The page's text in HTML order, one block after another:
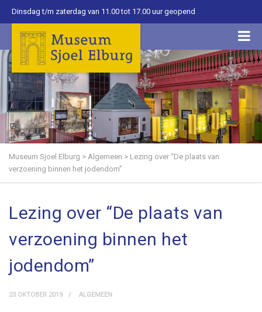
Dinsdag t/m zaterdag van 11.00 tot 17.00 uur geopend
Museum Sjoel Elburg > Algemeen > Lezing over “De plaats van
verzoening binnen het jodendom”
Lezing over “De plaats van
verzoening binnen het
jodendom”
23 OKTOBER 2019 ALGEMEEN